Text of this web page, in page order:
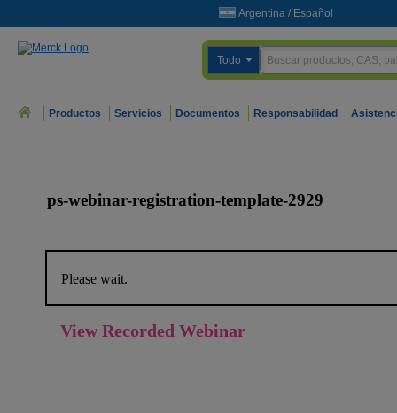
Argentina / Español
Todo
Productos Servicios Documentos Responsabilidad